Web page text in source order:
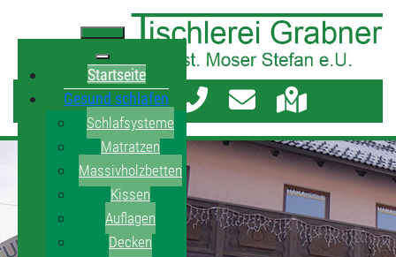
Startseite
Gesund schlafen
Schlafsysteme
Matratzen
Massivholzbetten
Kissen
Auflagen
Decken